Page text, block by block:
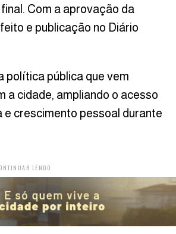
Com a aprovação da
e publicação no Diário
política pública que vem
a cidade, ampliando o acesso
e crescimento pessoal durante
LENDO